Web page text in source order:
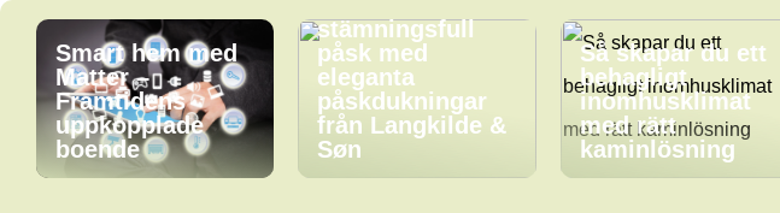
Smart hem med
Matter –
Framtidens
uppkopplade
boende
stämningsfull
påsk med
eleganta
påskdukningar
från Langkilde &
Søn
Så skapar du ett
behagligt
inomhusklimat
med rätt
kaminlösning